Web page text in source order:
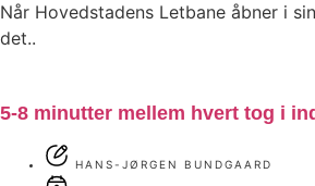
Når Hovedstadens Letbane åbner i
det..
5-8 minutter mellem hvert tog i
HANS-JØRGEN BUNDGAARD